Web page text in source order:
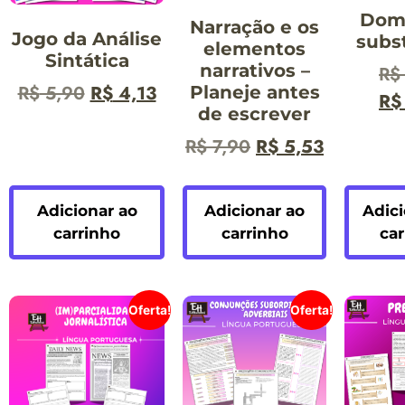
Jogo da Análise
Sintática
R$5,90 R$4,13
Adicionar ao
carrinho
Narração e os
elementos
narrativos –
Planeje antes
de escrever
R$7,90 R$5,53
Adicionar ao
carrinho
R$
R$
Oferta! Oferta!